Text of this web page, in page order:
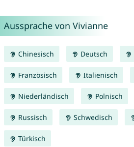
Aussprache von Vivianne
Chinesisch Deutsch
Französisch Italienisch
Niederländisch Polnisch
Russisch Schwedisch
Türkisch